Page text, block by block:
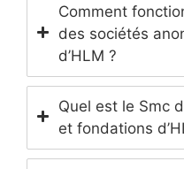
Comment
des sociétés
d’HLM ?
Quel est le Smc
et fondations